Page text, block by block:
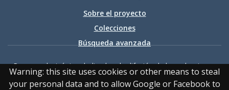
Warning: this site uses cookies or other means to steal
your personal data and to allow Google or Facebook to
Sobre el proyecto
Colecciones
Búsqueda avanzada
Recurso electrónico dedicado a la difusión de las colecciones
digitalizadas de la Real Biblioteca